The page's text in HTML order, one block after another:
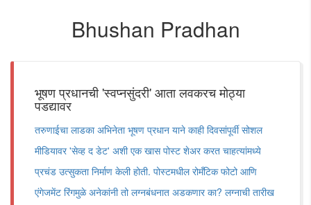
Bhushan Pradhan
भूषण प्रधानची 'स्वप्नसुंदरी' आता लवकरच मोठ्या
पडद्यावर
तरुणाईचा लाडका अभिनेता भूषण प्रधान याने काही दिवसांपूर्वी सोशल
मीडियावर 'सेव्ह द डेट' अशी एक खास पोस्ट शेअर करत चाहत्यांमध्ये
प्रचंड उत्सुकता निर्माण केली होती. पोस्टमधील रोमँटिक फोटो आणि
एंगेजमेंट रिंगमुळे अनेकांनी तो लग्नबंधनात अडकणार का? लग्नाची तारीख